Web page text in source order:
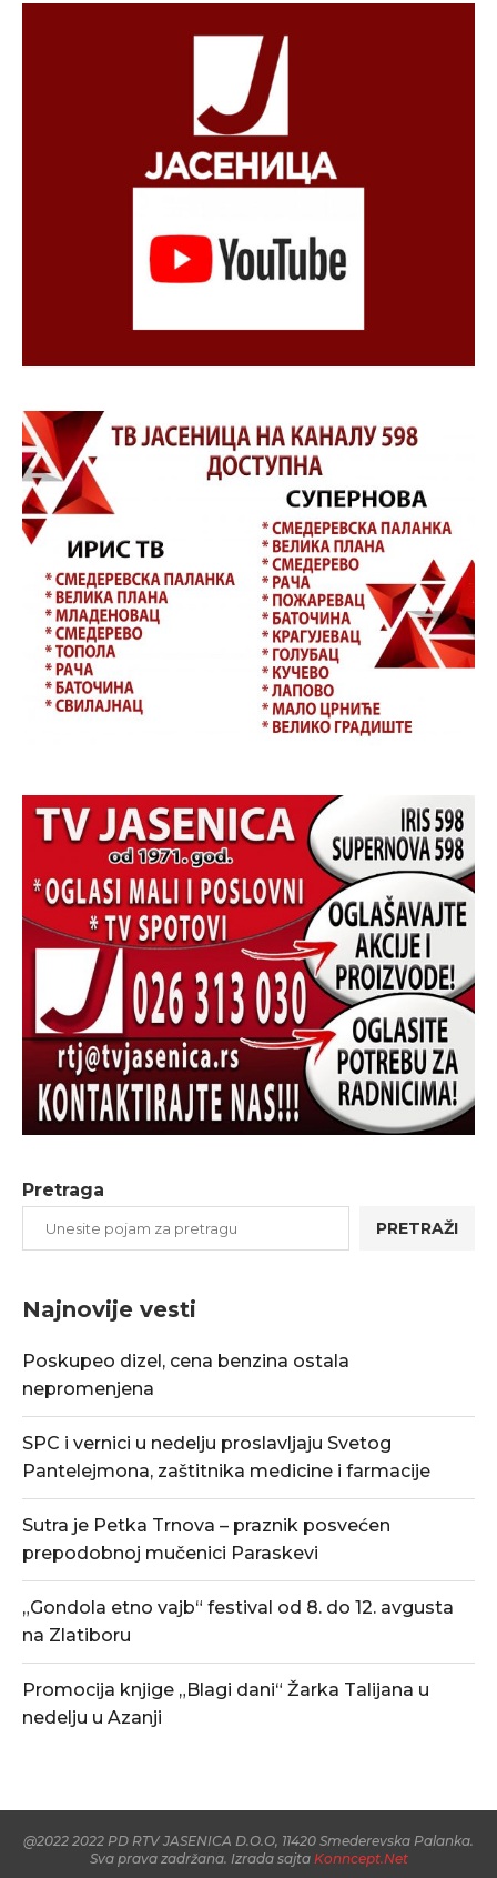
Pretraga
PRETRAŽI
Najnovije vesti
Poskupeo dizel, cena benzina ostala
nepromenjena
SPC i vernici u nedelju proslavljaju Svetog
Pantelejmona, zaštitnika medicine i farmacije
Sutra je Petka Trnova – praznik posvećen
prepodobnoj mučenici Paraskevi
„Gondola etno vajb“ festival od 8. do 12. avgusta
na Zlatiboru
Promocija knjige „Blagi dani“ Žarka Talijana u
nedelju u Azanji
@2022 2022 PD RTV JASENICA D.O.O, 11420 Smederevska Palanka.
Sva prava zadržana. Izrada sajta Konncept.Net